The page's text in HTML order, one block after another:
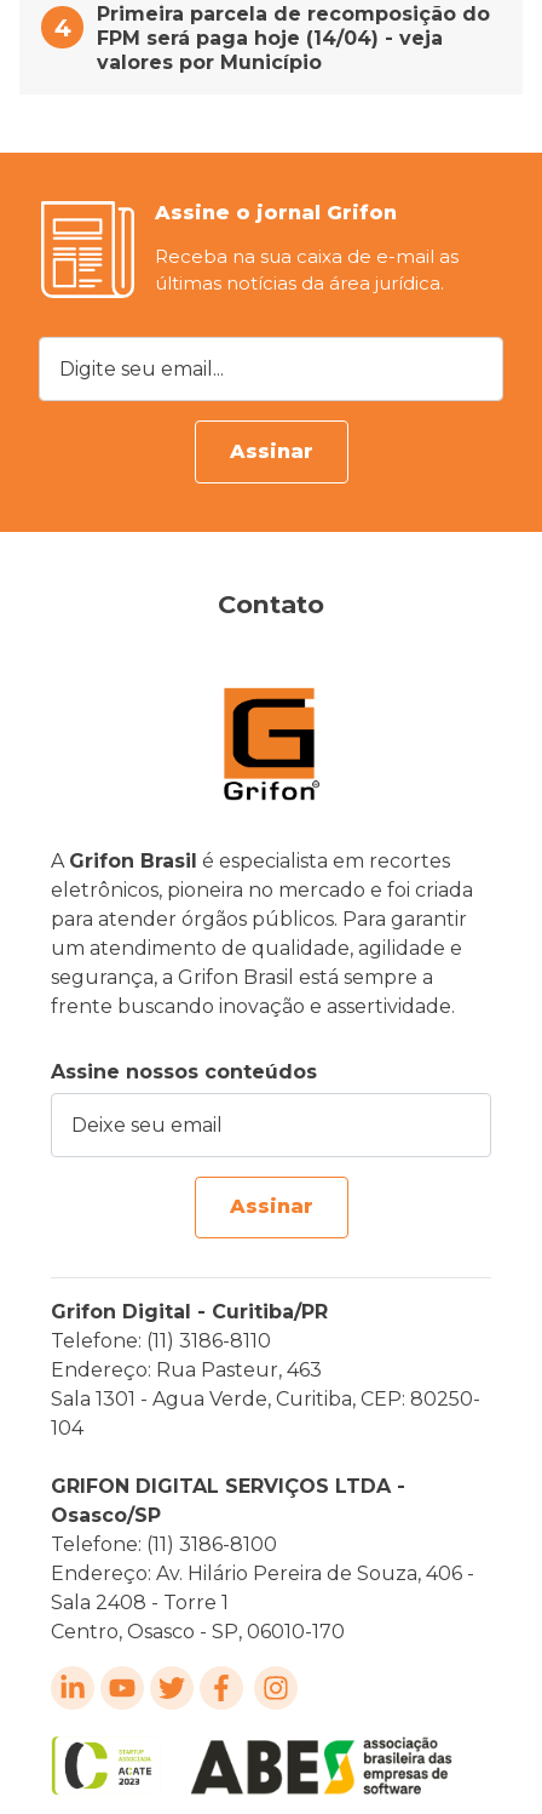
Primeira parcela de recomposição do
FPM será paga hoje (14/04) - veja
valores por Município
Assine o jornal Grifon
Receba na sua caixa de e-mail as
últimas notícias da área jurídica.
Digite seu email...
Assinar
Contato
A Grifon Brasil é especialista em recortes
eletrônicos, pioneira no mercado e foi criada
para atender órgãos públicos. Para garantir
um atendimento de qualidade, agilidade e
segurança, a Grifon Brasil está sempre a
frente buscando inovação e assertividade.
Assine nossos conteúdos
Assinar
Grifon Digital - Curitiba/PR
Telefone: (11) 3186-8110
Endereço: Rua Pasteur, 463
Sala 1301 - Agua Verde, Curitiba, CEP: 80250-
104
GRIFON DIGITAL SERVIÇOS LTDA -
Osasco/SP
Telefone: (11) 3186-8100
Endereço: Av. Hilário Pereira de Souza, 406 -
Sala 2408 - Torre 1
Centro, Osasco - SP, 06010-170